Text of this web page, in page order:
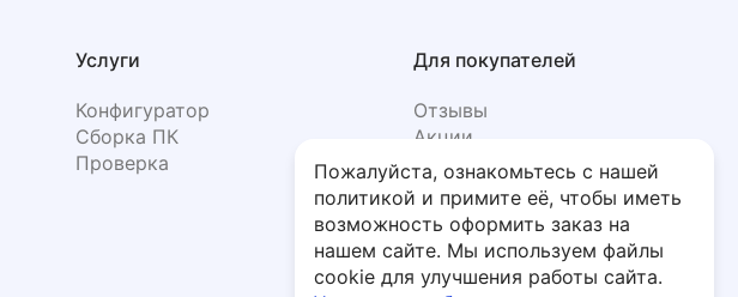
Услуги
Конфигуратор
Сборка ПК
Проверка
Для покупателей
Отзывы
Акции
Фото
Пожалуйста, ознакомьтесь с нашей
политикой и примите её, чтобы иметь
возможность оформить заказ на
нашем сайте. Мы используем файлы
cookie для улучшения работы сайта.